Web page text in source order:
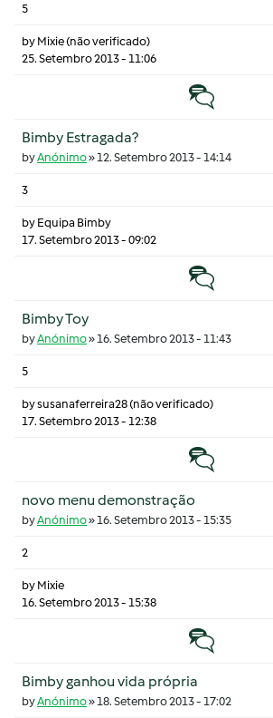
5
by Mixie (não verificado)
25. Setembro 2013 - 11:06
Tópico normal
Bimby Estragada?
byAnónimo»12. Setembro 2013 - 14:14
3
by Equipa Bimby
17. Setembro 2013 - 09:02
Tópico normal
Bimby Toy
byAnónimo»16. Setembro 2013 - 11:43
5
bysusanaferreira28 (não verificado)
17. Setembro 2013 - 12:38
Tópico normal
novo menu demonstração
byAnónimo»16. Setembro 2013 - 15:35
2
by Mixie
16. Setembro 2013 - 15:38
Tópico normal
Bimby ganhou vida própria
byAnónimo»18. Setembro 2013 - 17:02